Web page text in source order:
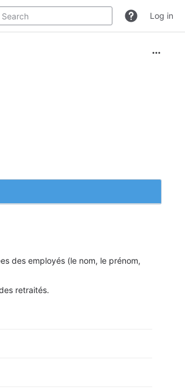
Log in
des employés (le nom, le prénom,
retraités.